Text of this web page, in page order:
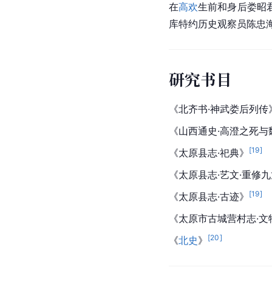
在高欢生前和身后娄昭
库特约历史观察员陈忠
研究书目
《北齐书·神武娄后列传
《山西通史·高澄之死
《太原县志·祀典》
[19]
《太原县志·艺文·重修
《太原县志·古迹》
[19]
《太原市古城营村志·
《北史》 [20]